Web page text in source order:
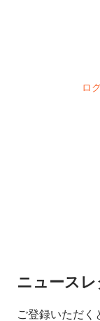
ロ
ニュース
ご登録いただく